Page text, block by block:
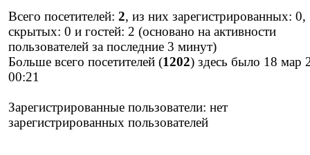
Всего посетителей: 2, из них зарегистрированных: 0,
скрытых: 0 и гостей: 2 (основано на активности
пользователей за последние 3 минут)
Больше всего посетителей (1202) здесь было 18 мар
00:21
Зарегистрированные пользователи: нет
зарегистрированных пользователей